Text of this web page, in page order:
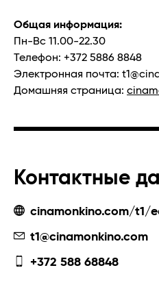
Общая информация:
Пн-Вс 11.00-22.30
Телефон: +372 5886 8848
Электронная почта:
Домашняя страница:
Контактные
cinamonkino.com/t1/
t1@cinamonkino.com
+372 588 68848